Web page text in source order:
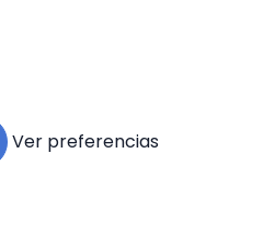
Ver preferencias